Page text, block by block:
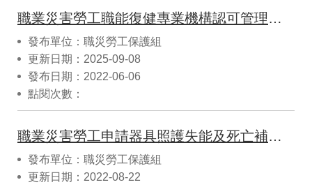
職業災害勞工職能復健專業機構認可管理及補助辦法
發布單位：職災勞工保護組
更新日期：2025-09-08
發布日期：2022-06-06
點閱次數：
職業災害勞工申請器具照護失能及死亡補助辦法
發布單位：職災勞工保護組
更新日期：2022-08-22